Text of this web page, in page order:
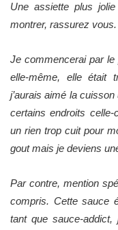
Une assiette plus
montrer, rassurez vous.
Je commencerai par
elle-même, elle était
j’aurais aimé la
certains endroits celle-
un rien trop cuit pour
gout mais je deviens
Par contre, mention
compris. Cette sauce
tant que sauce-